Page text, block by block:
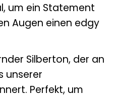
um ein Statement
Augen einen edgy
Silberton, der an
unserer
Perfekt, um